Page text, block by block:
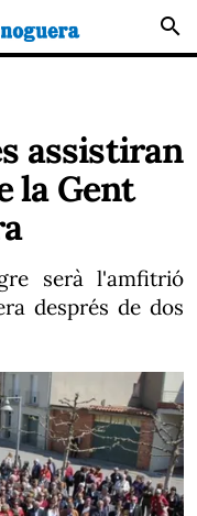
search
assistiran
la Gent
serà l'amfitrió
després de dos